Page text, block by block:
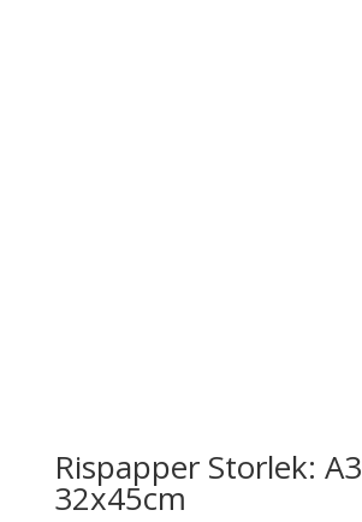
Rispapper Storlek: A3
32x45cm